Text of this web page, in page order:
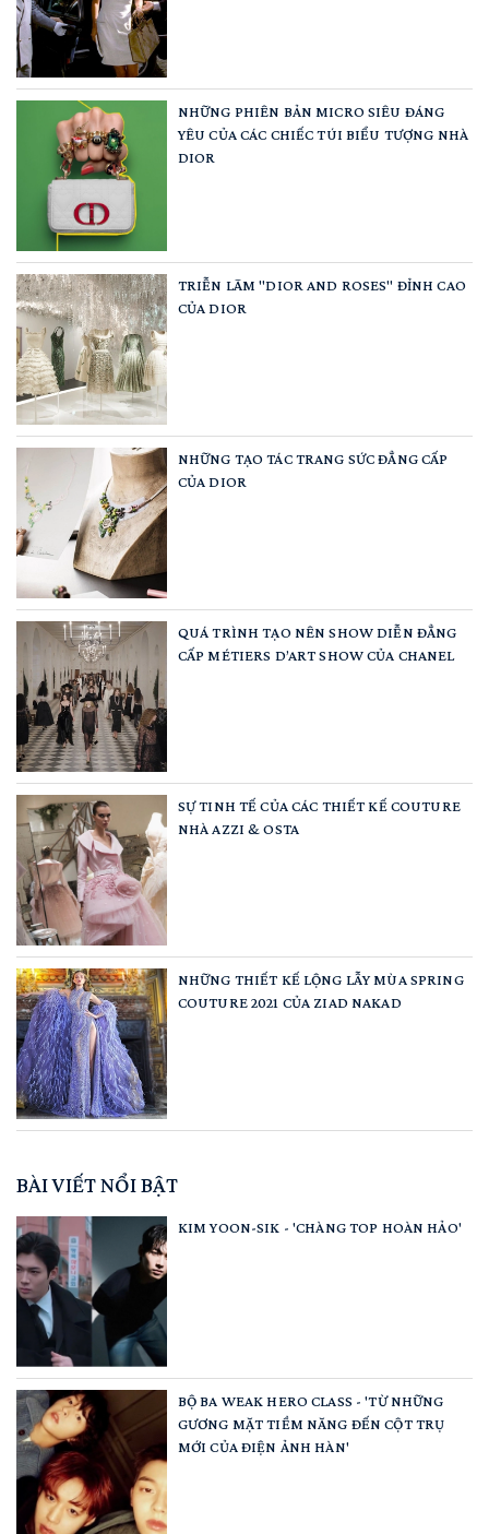
NHỮNG PHIÊN BẢN MICRO SIÊU ĐÁNG
YÊU CỦA CÁC CHIẾC TÚI BIỂU TƯỢNG NHÀ
DIOR
TRIỄN LÃM "DIOR AND ROSES" ĐỈNH CAO
CỦA DIOR
NHỮNG TẠO TÁC TRANG SỨC ĐẲNG CẤP
CỦA DIOR
QUÁ TRÌNH TẠO NÊN SHOW DIỄN ĐẲNG
CẤP MÉTIERS D’ART SHOW CỦA CHANEL
SỰ TINH TẾ CỦA CÁC THIẾT KẾ COUTURE
NHÀ AZZI & OSTA
NHỮNG THIẾT KẾ LỘNG LẪY MÙA SPRING
COUTURE 2021 CỦA ZIAD NAKAD
BÀI VIẾT NỔI BẬT
KIM YOON-SIK - 'CHÀNG TOP HOÀN HẢO'
BỘ BA WEAK HERO CLASS - 'TỪ NHỮNG
GƯƠNG MẶT TIỀM NĂNG ĐẾN CỘT TRỤ
MỚI CỦA ĐIỆN ẢNH HÀN'